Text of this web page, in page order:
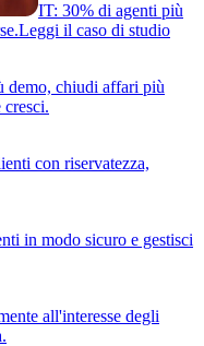
IT: 30% di agenti più
Leggi il caso di studio
demo, chiudi affari più
cresci.
con riservatezza,
in modo sicuro e gestisci
all'interesse degli